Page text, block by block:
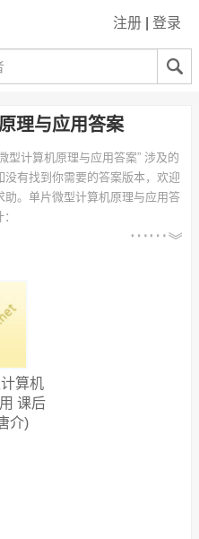
注册 登录
理与应用答案
型计算机原理与应用答案” 涉及的
没有找到你需要的答案版本，欢迎
。 单片微型计算机原理与应用答
：机械设计制造及其
制工程、光信息科学与技术、机
能与动力工程、机械设计、机械
原理与应用答案
湘潭大学、辽宁工程技术大学、
、国立武汉大学、武汉理工大学
算机
课后
介)